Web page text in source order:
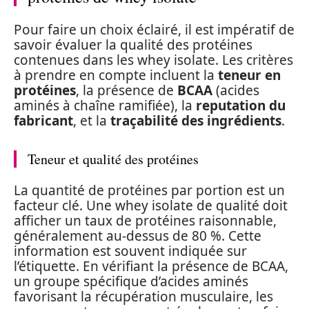
Pour faire un choix éclairé, il est impératif de
savoir évaluer la qualité des protéines
contenues dans les whey isolate. Les critères
à prendre en compte incluent la teneur en
protéines, la présence de BCAA(acides
aminés à chaîne ramifiée), la reputation du
fabricant, et la traçabilité des ingrédients.
Teneur et qualité des protéines
La quantité de protéines par portion est un
facteur clé. Une whey isolate de qualité doit
afficher un taux de protéines raisonnable,
généralement au-dessus de 80 %. Cette
information est souvent indiquée sur
l’étiquette. En vérifiant la présence de BCAA,
un groupe spécifique d’acides aminés
favorisant la récupération musculaire, les